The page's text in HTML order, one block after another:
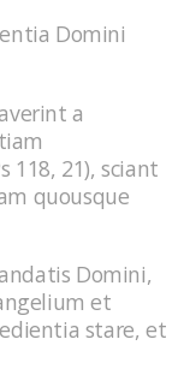
Domini
a
118, 21), sciant
quousque
Domini,
et
stare, et